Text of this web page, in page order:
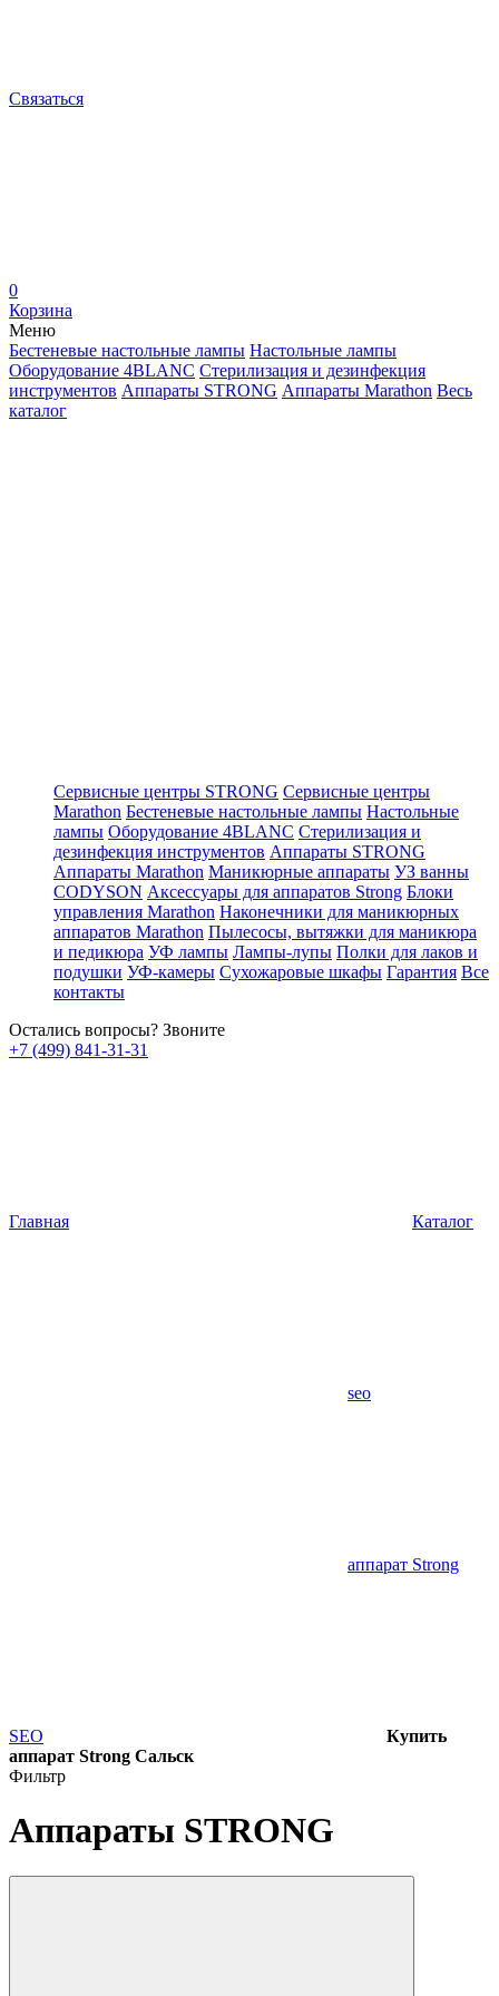
Связаться
0
Корзина
Меню
Бестеневые настольные лампы Настольные лампы
Оборудование 4BLANC Стерилизация и дезинфекция
инструментов Аппараты STRONG Аппараты Marathon Весь
каталог
Сервисные центры STRONG Сервисные центры
Marathon Бестеневые настольные лампы Настольные
лампы Оборудование 4BLANC Стерилизация и
дезинфекция инструментов Аппараты STRONG
Аппараты Marathon Маникюрные аппараты УЗ ванны
CODYSON Аксессуары для аппаратов Strong Блоки
управления Marathon Наконечники для маникюрных
аппаратов Marathon Пылесосы, вытяжки для маникюра
и педикюра УФ лампы Лампы-лупы Полки для лаков и
подушки УФ-камеры Сухожаровые шкафы Гарантия Все
контакты
Остались вопросы? Звоните
+7 (499) 841-31-31
Главная Каталог
seo
аппарат Strong
SEO
Купить
аппарат Strong Сальск
Фильтр
Аппараты STRONG